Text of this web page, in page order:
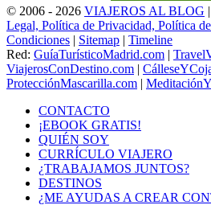
© 2006 - 2026 VIAJEROS AL BLOG |
Legal, Política de Privacidad, Política
Condiciones | Sitemap | Timeline
Red: GuíaTurísticoMadrid.com |
ViajerosConDestino.com |
ProtecciónMascarilla.com |
CONTACTO
¡EBOOK GRATIS!
QUIÉN SOY
CURRÍCULO VIAJERO
¿TRABAJAMOS JUNTOS?
DESTINOS
¿ME AYUDAS A CREAR